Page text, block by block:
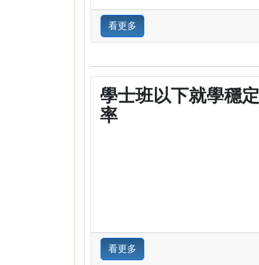
看更多
學士班以下就學穩定
率
看更多